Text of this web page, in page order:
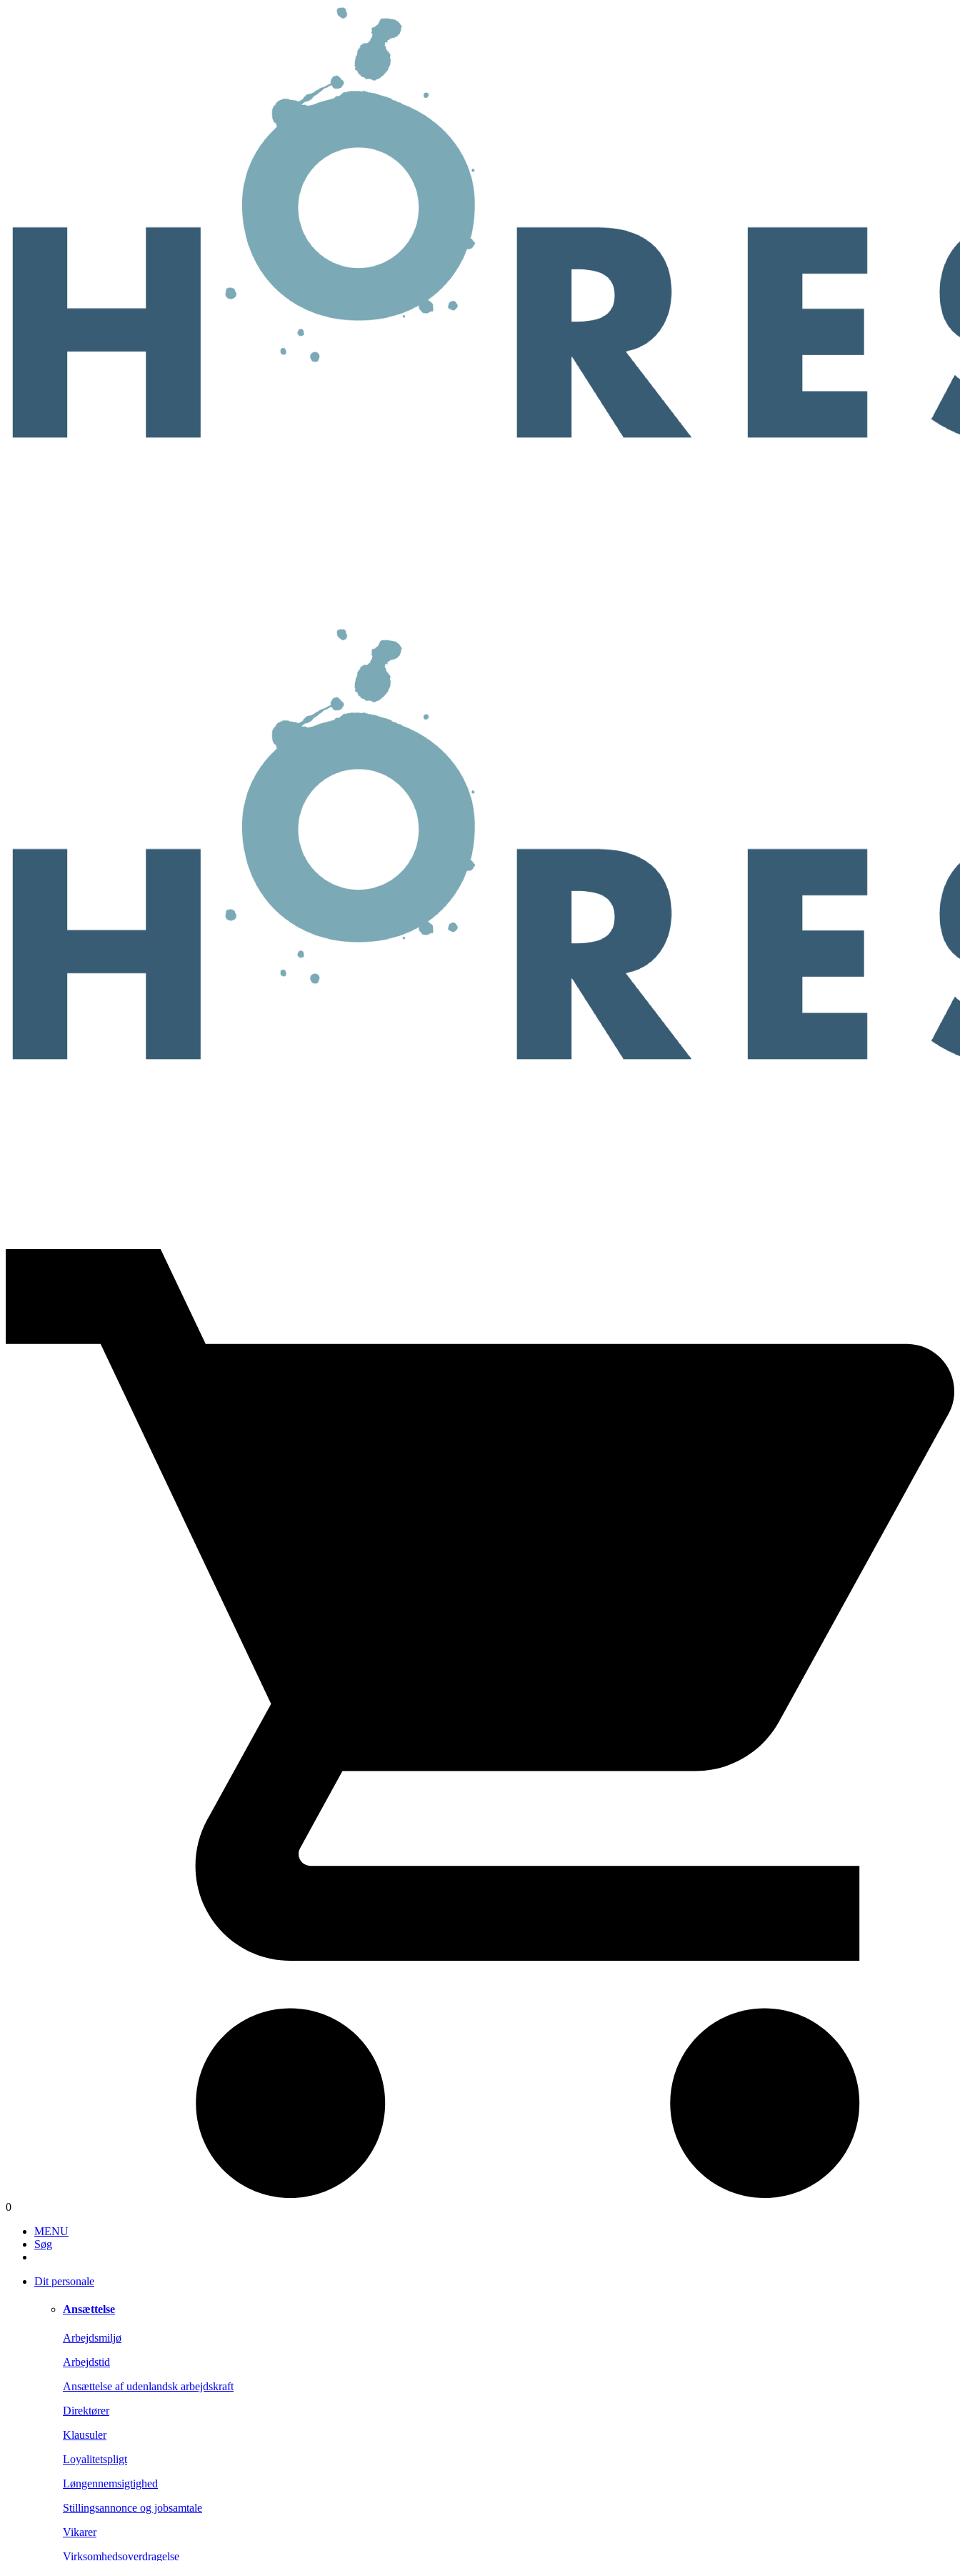
0
MENU
Søg
Dit personale
Ansættelse
Arbejdsmiljø
Arbejdstid
Ansættelse af udenlandsk arbejdskraft
Direktører
Klausuler
Loyalitetspligt
Løngennemsigtighed
Stillingsannonce og jobsamtale
Vikarer
Virksomhedsoverdragelse